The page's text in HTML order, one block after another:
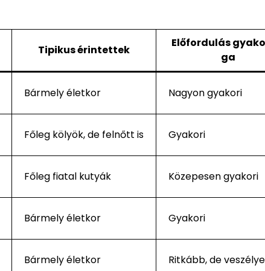
Tipikus érintettek
Előfordulás
ga
Bármely életkor Nagyon gyakori
Főleg kölyök, de felnőtt is Gyakori
Főleg fiatal kutyák Közepesen gyakori
Bármely életkor Gyakori
Bármely életkor Ritkább, de